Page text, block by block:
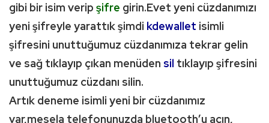
gibi bir isim verip şifre girin.Evet yeni cüzdanımızı
yeni şifreyle yarattık şimdi kdewallet isimli
şifresini unuttuğumuz cüzdanımıza tekrar gelin
ve sağ tıklayıp çıkan menüden sil tıklayıp şifresini
unuttuğumuz cüzdanı silin.
Artık deneme isimli yeni bir cüzdanımız
var,mesela telefonunuzda bluetooth’u açın,